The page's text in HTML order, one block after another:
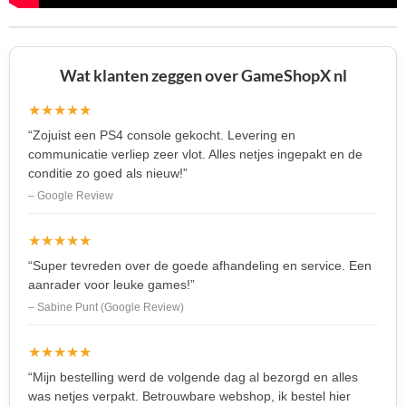
Wat klanten zeggen over GameShopX nl
★★★★★
“Zojuist een PS4 console gekocht. Levering en
communicatie verliep zeer vlot. Alles netjes ingepakt en de
conditie zo goed als nieuw!”
– Google Review
★★★★★
“Super tevreden over de goede afhandeling en service. Een
aanrader voor leuke games!”
– Sabine Punt (Google Review)
★★★★★
“Mijn bestelling werd de volgende dag al bezorgd en alles
was netjes verpakt. Betrouwbare webshop, ik bestel hier